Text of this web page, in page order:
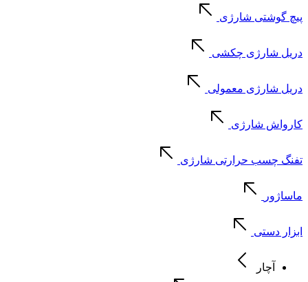
پیچ گوشتی شارژی
دریل شارژی چکشی
دریل شارژی معمولی
کارواش شارژی
تفنگ چسب حرارتی شارژی
ماساژور
ابزار دستی
آچار